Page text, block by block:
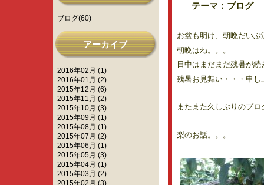
テーマ： ブログ
お盆も明け、朝晩だい
朝晩はね。。。
日中はまだまだ残暑が続
残暑お見舞い・・・申し
またまた久しぶりのブロ
梨のお話。。。
ブログ(60)
アーカイブ
2016年02月 (1)
2016年01月 (2)
2015年12月 (6)
2015年11月 (2)
2015年10月 (3)
2015年09月 (1)
2015年08月 (1)
2015年07月 (2)
2015年06月 (1)
2015年05月 (3)
2015年04月 (1)
2015年03月 (2)
2015年02月 (3)